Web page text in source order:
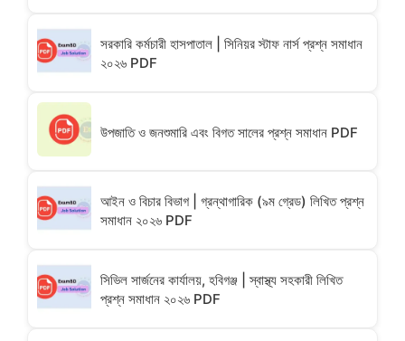
সরকারি কর্মচারী হাসপাতাল | সিনিয়র স্টাফ নার্স প্রশ্ন সমাধান
২০২৬ PDF
উপজাতি ও জনশুমারি এবং বিগত সালের প্রশ্ন সমাধান PDF
আইন ও বিচার বিভাগ | গ্রন্থাগারিক (৯ম গ্রেড) লিখিত প্রশ্ন
সমাধান ২০২৬ PDF
সিভিল সার্জনের কার্যালয়, হবিগঞ্জ | স্বাস্থ্য সহকারী লিখিত
প্রশ্ন সমাধান ২০২৬ PDF